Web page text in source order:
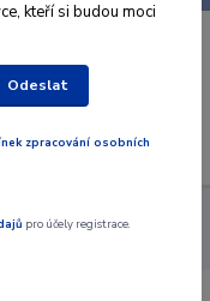
Menu
1970 - 1979 - LP /
kteří si budou moci
Odeslat
zpracování osobních
pro účely registrace.